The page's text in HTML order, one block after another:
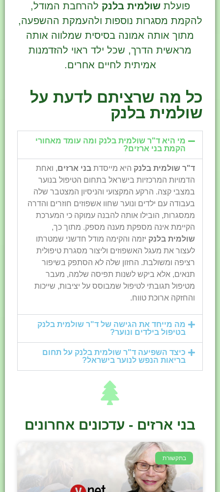
פועלתשולמית בלנק להרחבת המודל,
להקמת מסגרות נוספות ולהעמקת ההשפעה,
מתוך אותה אמונה בסיסית שמלווה אותה
מראשית הדרך, שכל ילד ראוי להזדמנות
אמיתית לחיים אחרים.
כל מה שרציתם לדעת על
שולמית בלנק
מי היא ד"ר שולמית בלנק ומה עומד מאחורי
הקמת בני ארזים?
ד"ר שולמית בלנק היא מייסדת בני ארזים, ואחת
הדמויות המרכזיות בישראל בתחום הטיפול בנוער
במצבי קצה. הרקע המקצועי והניסיון המצטבר שלה
בעבודה עם ילדים ונוער שחוו אשפוזים חוזרים והדרה
ממסגרות, הובילו אותה להבנה עמוקה כי המערכת
הקיימת אינה מספקת מענה מספק. מתוך כך,
שולמית בלנק יזמה והקימה מודל חדשני שמטרתו
לעצור את מעגל האשפוזים וליצור מסגרת טיפולית
רציפה ומשולבת. החזון שלה לא הסתפק בשיפור
תנאים, אלא ביקש לשנות תפיסה שלמה, מעבר
מטיפול תגובתי לטיפול שמבוסס על יציבות, שייכות
והחזקה ארוכת טווח.
מה מייחד את הגישה של ד"ר שולמית בלנק
בטיפול בילדים ונוער?
כיצד השפיעה ד"ר שולמית בלנק על תחום
בריאות הנפש לנוער בישראל?
בני ארזים - עדכונים אחרונים
בתקשורת